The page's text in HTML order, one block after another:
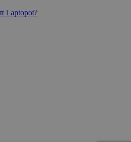
Laptopot?